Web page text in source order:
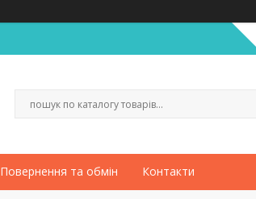
Повернення та обмін Контакти